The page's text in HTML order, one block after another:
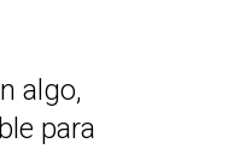
algo,
para